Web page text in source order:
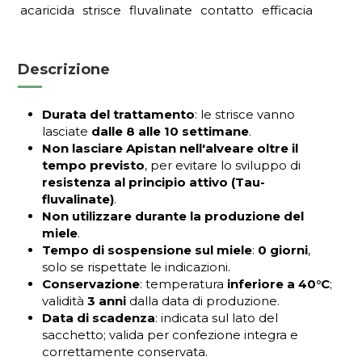
acaricida
strisce fluvalinate contatto efficacia
Descrizione
Durata del trattamento: le strisce vanno
lasciate dalle 8 alle 10 settimane.
Non lasciare Apistan nell'alveare oltre il
tempo previsto, per evitare lo sviluppo di
resistenza al principio attivo (Tau-
fluvalinate).
Non utilizzare durante la produzione del
miele.
Tempo di sospensione sul miele: 0 giorni,
solo se rispettate le indicazioni.
Conservazione: temperatura inferiore a 40°C;
validità3 anni dalla data di produzione.
Data di scadenza: indicata sul lato del
sacchetto; valida per confezione integra e
correttamente conservata.